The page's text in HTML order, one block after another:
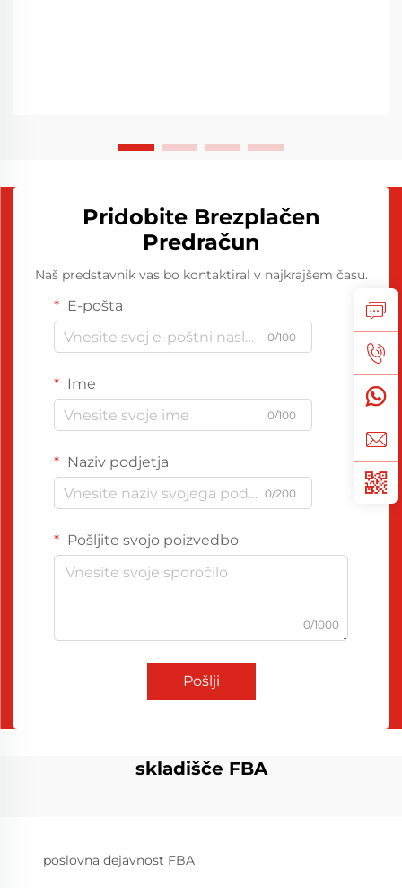
Pridobite Brezplačen
Predračun
Naš predstavnik vas bo kontaktiral v najkrajšem času.
E-pošta
0/100
Ime
0/100
Naziv podjetja
0/200
Pošljite svojo poizvedbo
0/1000
Pošlji
skladišče FBA
poslovna dejavnost FBA